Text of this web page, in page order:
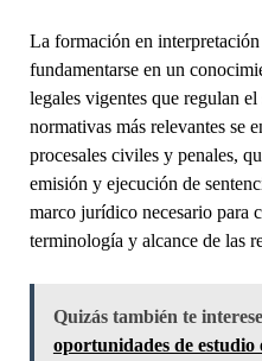
La formación en
fundamentarse en un
legales vigentes que regulan
normativas más relevantes se
procesales civiles y penales,
emisión y ejecución de
marco jurídico necesario para
terminología y alcance de las
Quizás también te
oportunidades de estudio